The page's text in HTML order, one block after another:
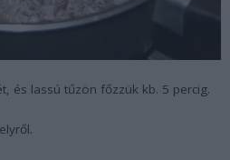
és lassú tűzön főzzük kb. 5 percig.